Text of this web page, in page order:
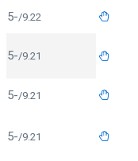
5-/9.22
5-/9.21
5-/9.21
5-/9.21